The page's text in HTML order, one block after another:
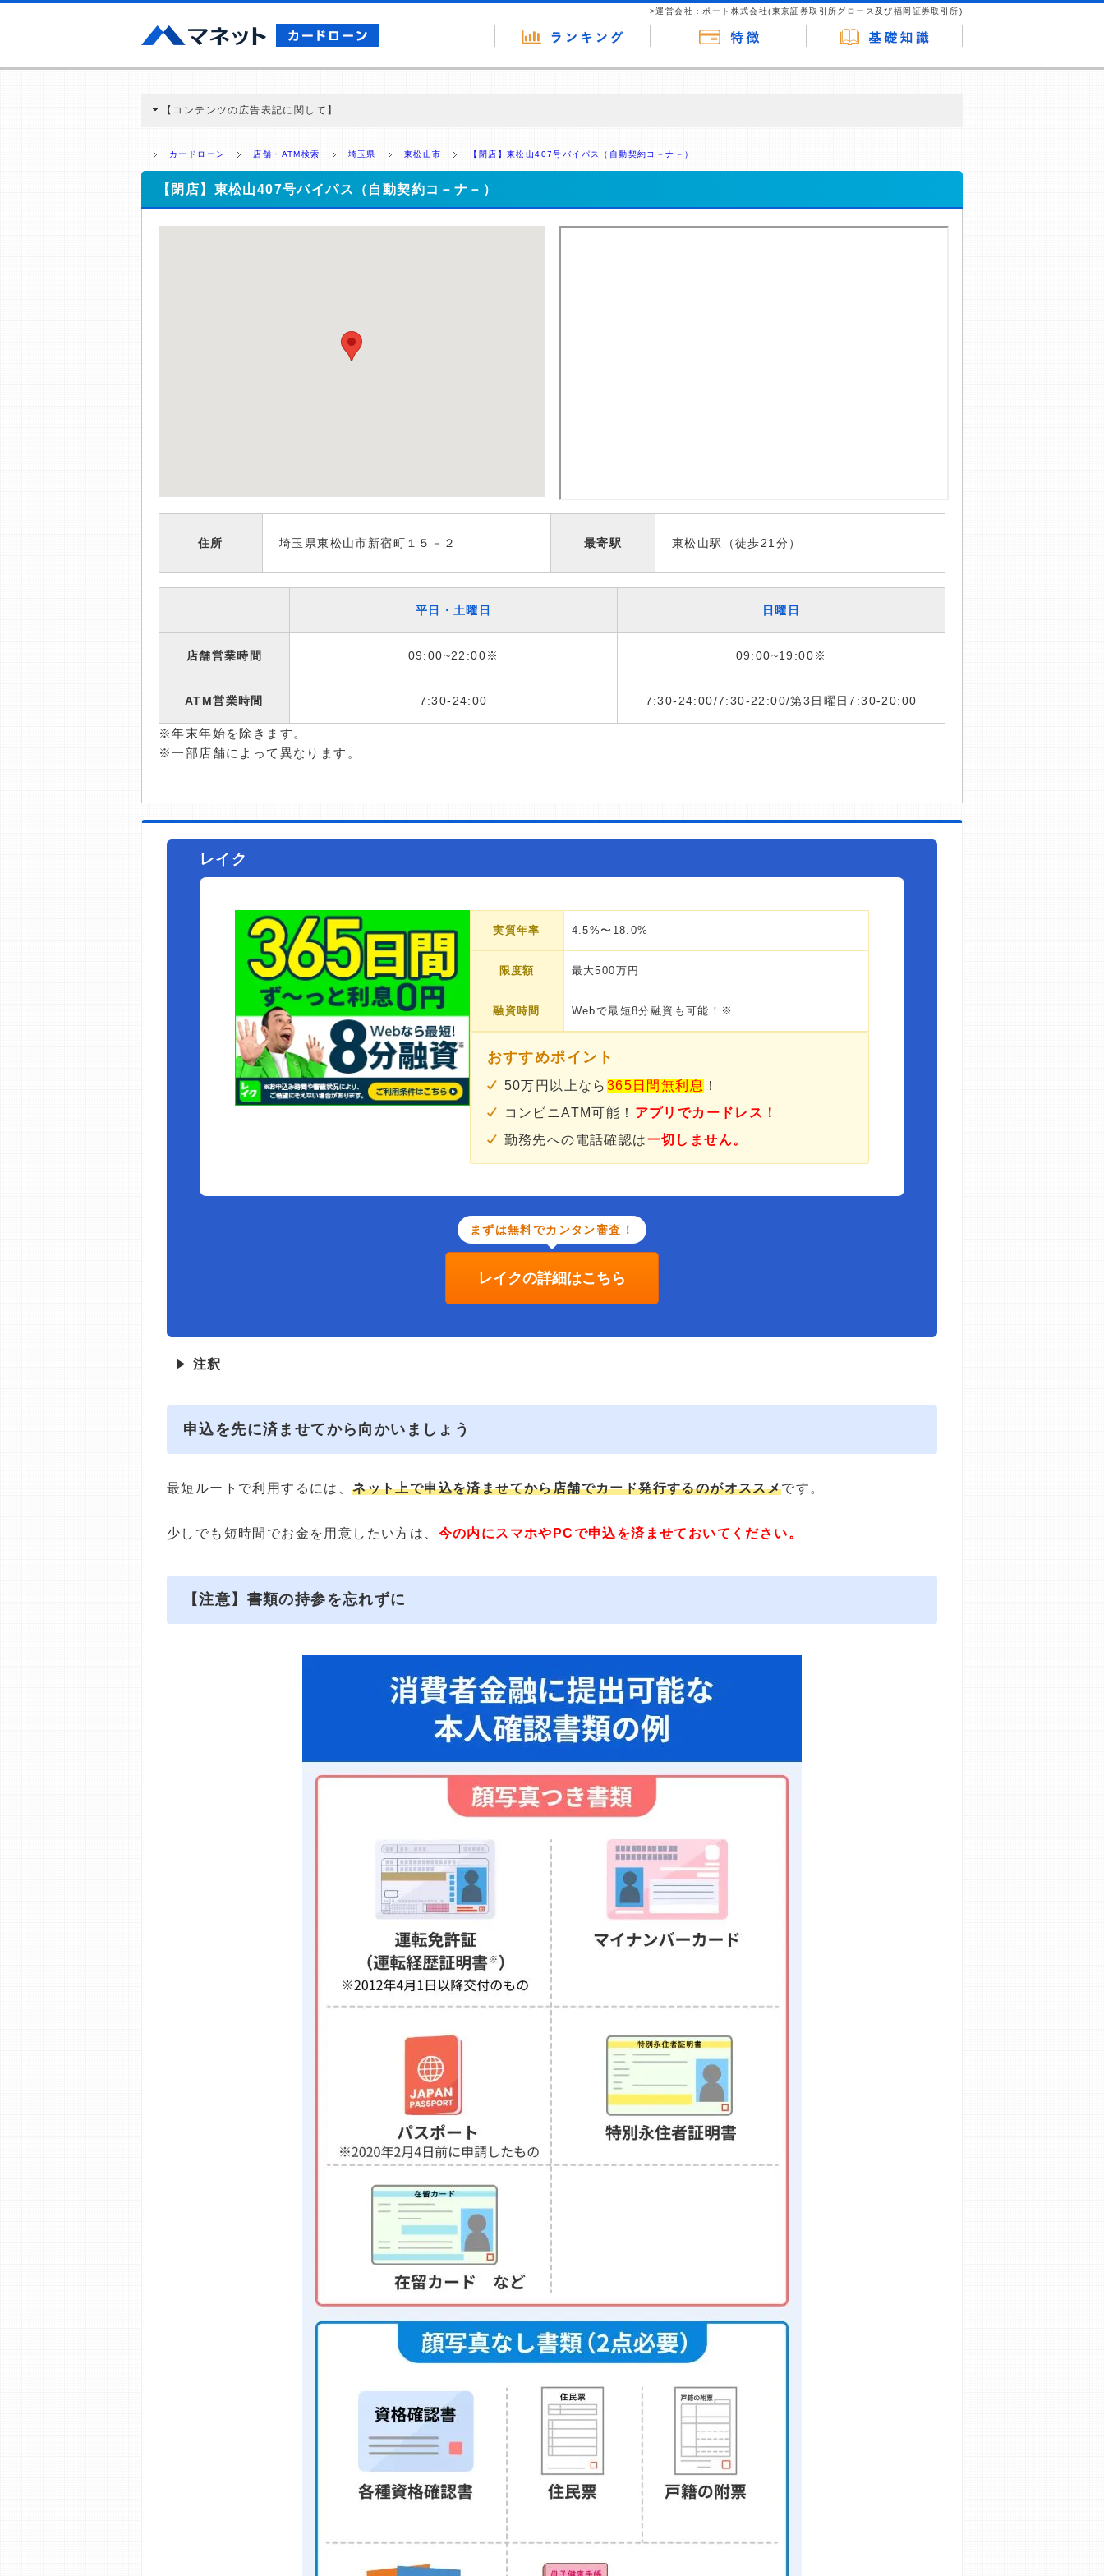
>運営会社：ポート株式会社(東京証券取引所グロース及び福岡証券取引所)
【コンテンツの広告表記に関して】
ミ収集などに基づき、公平性を担保した情報提供を行っています。
>提携企業一覧
カードローン 店舗・ATM検索 埼玉県 東松山市 【閉店】東松山407号バイパス（自動契約コ－ナ－）
【閉店】東松山407号バイパス（自動契約コ－ナ－）
住所 埼玉県東松山市新宿町１５－２ 最寄駅 東松山駅（徒歩21分）
平日・土曜日 日曜日
店舗営業時間 09:00~22:00※ 09:00~19:00※
ATM営業時間 7:30-24:00 7:30-24:00/7:30-22:00/第3日曜日7:30-20:00
※年末年始を除きます。
※一部店舗によって異なります。
レイク
実質年率 4.5%〜18.0%
限度額 最大500万円
融資時間 Webで最短8分融資も可能！※
おすすめポイント
50万円以上なら 365日間無利息 ！
コンビニATM可能！ アプリでカードレス！
勤務先への電話確認は一切しません。
まずは無料でカンタン審査！
レイクの詳細はこちら
▶ 注釈
申込を先に済ませてから向かいましょう
最短ルートで利用するには、ネット上で申込を済ませてから店舗でカード発行するのがオススメです。
少しでも短時間でお金を用意したい方は、 今の内にスマホやPCで申込を済ませておいてください。
【注意】書類の持参を忘れずに